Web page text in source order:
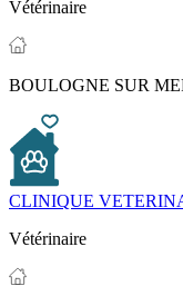
Vétérinaire
BOULOGNE SUR
CLINIQUE
Vétérinaire